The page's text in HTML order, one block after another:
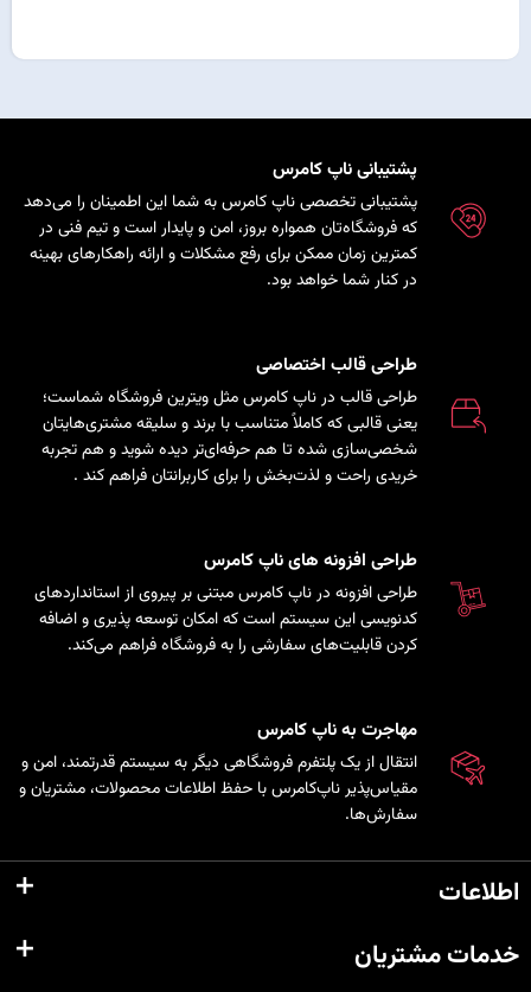
پشتیبانی ناپ کامرس
پشتیبانی تخصصی ناپ کامرس به شما این اطمینان را می‌دهد
که فروشگاه‌تان همواره بروز، امن و پایدار است و تیم فنی در
کمترین زمان ممکن برای رفع مشکلات و ارائه راهکارهای بهینه
در کنار شما خواهد بود.
طراحی قالب اختصاصی
طراحی قالب در ناپ کامرس مثل ویترین فروشگاه شماست؛
یعنی قالبی که کاملاً متناسب با برند و سلیقه مشتری‌هایتان
شخصی‌سازی شده تا هم حرفه‌ای‌تر دیده شوید و هم تجربه
خریدی راحت و لذت‌بخش را برای کاربرانتان فراهم کند .
طراحی افزونه های ناپ کامرس
طراحی افزونه در ناپ کامرس مبتنی بر پیروی از استانداردهای
کدنویسی این سیستم است که امکان توسعه پذیری و اضافه
کردن قابلیت‌های سفارشی را به فروشگاه فراهم می‌کند.
مهاجرت به ناپ کامرس
انتقال از یک پلتفرم فروشگاهی دیگر به سیستم قدرتمند، امن و
مقیاس‌پذیر ناپ‌کامرس با حفظ اطلاعات محصولات، مشتریان و
سفارش‌ها.
اطلاعات
خدمات مشتریان